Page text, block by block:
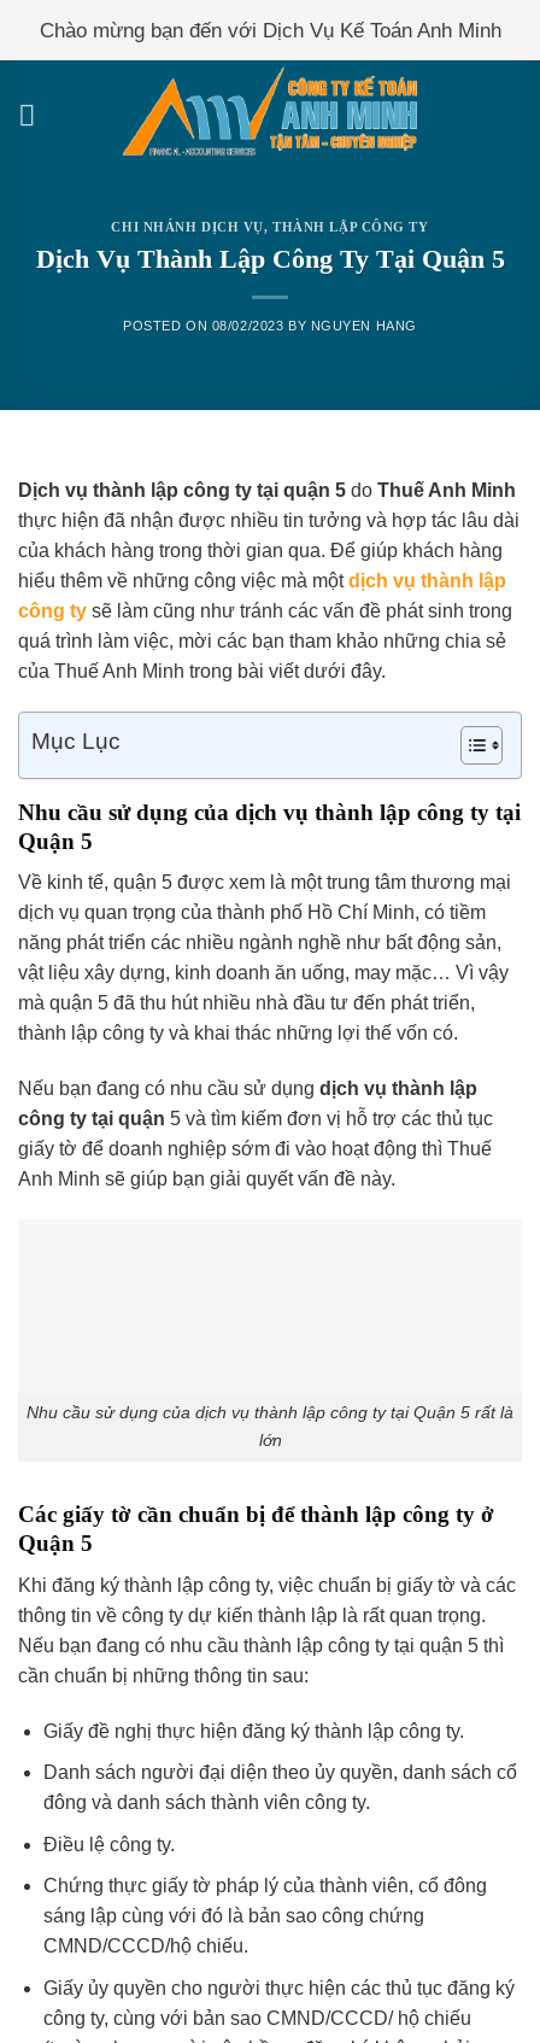
Chào mừng bạn đến với Dịch Vụ Kế Toán Anh Minh
CHI NHÁNH DỊCH VỤ,THÀNH LẬP CÔNG TY
Dịch Vụ Thành Lập Công Ty Tại Quận 5
POSTED ON 08/02/2023 BY NGUYEN HANG
Dịch vụ thành lập công ty tại quận 5 do Thuế Anh Minh
thực hiện đã nhận được nhiều tin tưởng và hợp tác lâu dài
của khách hàng trong thời gian qua. Để giúp khách hàng
hiểu thêm về những công việc mà mộtdịch vụ thành lập
công ty sẽ làm cũng như tránh các vấn đề phát sinh trong
quá trình làm việc, mời các bạn tham khảo những chia sẻ
của Thuế Anh Minh trong bài viết dưới đây.
Mục Lục
Nhu cầu sử dụng của dịch vụ thành lập công ty tại
Quận 5
Về kinh tế, quận 5 được xem là một trung tâm thương mại
dịch vụ quan trọng của thành phố Hồ Chí Minh, có tiềm
năng phát triển các nhiều ngành nghề như bất động sản,
vật liệu xây dựng, kinh doanh ăn uống, may mặc… Vì vậy
mà quận 5 đã thu hút nhiều nhà đầu tư đến phát triển,
thành lập công ty và khai thác những lợi thế vốn có.
Nếu bạn đang có nhu cầu sử dụng dịch vụ thành lập
công ty tại quận 5 và tìm kiếm đơn vị hỗ trợ các thủ tục
giấy tờ để doanh nghiệp sớm đi vào hoạt động thì Thuế
Anh Minh sẽ giúp bạn giải quyết vấn đề này.
Nhu cầu sử dụng của dịch vụ thành lập công ty tại Quận 5 rất là
lớn
Các giấy tờ cần chuẩn bị để thành lập công ty ở
Quận 5
Khi đăng ký thành lập công ty, việc chuẩn bị giấy tờ và các
thông tin về công ty dự kiến thành lập là rất quan trọng.
Nếu bạn đang có nhu cầu thành lập công ty tại quận 5 thì
cần chuẩn bị những thông tin sau:
Giấy đề nghị thực hiện đăng ký thành lập công ty.
Danh sách người đại diện theo ủy quyền, danh sách cổ
đông và danh sách thành viên công ty.
Điều lệ công ty.
Chứng thực giấy tờ pháp lý của thành viên, cổ đông
sáng lập cùng với đó là bản sao công chứng
CMND/CCCD/hộ chiếu.
Giấy ủy quyền cho người thực hiện các thủ tục đăng ký
công ty, cùng với bản sao CMND/CCCD/ hộ chiếu